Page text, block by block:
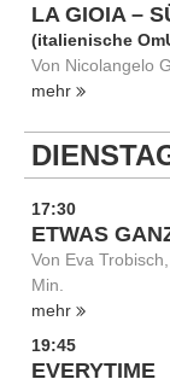
LA GIOIA –
(italienische
Von Nicolangelo
mehr
17:30
ETWAS
Von Eva
Min.
mehr
19:45
EVERYTIME